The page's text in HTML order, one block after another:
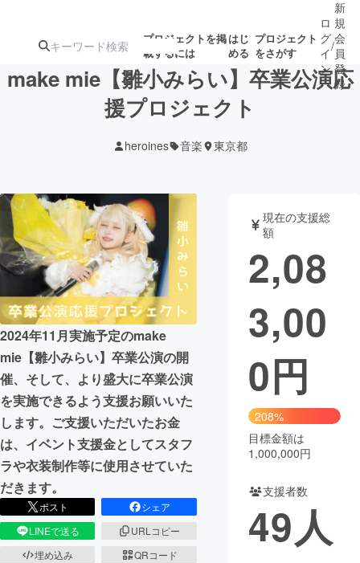
プロジェクトを掲
載するには
はじ
める
プロジェクト
をさがす
注目の新着プロ
ジェクト
募集終了が近いプ
ロジェクト
アート・写真 音楽
テクノロジー・ガジェット ゲーム・サ
映像・映画
ビジネス・起業
まちづくり・地域活性化
CAMPFIRE for Social Good
CAMPFIRE Creation
CAMPFIREふるさと納税machi-ya コミュニティ
ロ
グ
イ
ン
/
新
規
会
員
登
録
make mie【雛小みらい】卒業公演応
援プロジェクト
heroines 音楽 東京都
2024年11月実施予定のmake
mie【雛小みらい】卒業公演の開
催、そして、より盛大に卒業公演
を実施できるよう支援お願いいた
します。ご支援いただいたお金
は、イベント支援金としてスタフ
ラや衣装制作等に使用させていた
だきます。
ポスト
シェア
LINEで送る
URLコピー
埋め込み
QRコード
現在の支援総
額
2,08
3,00
0円
208%
目標金額は
1,000,000円
支援者数
49人